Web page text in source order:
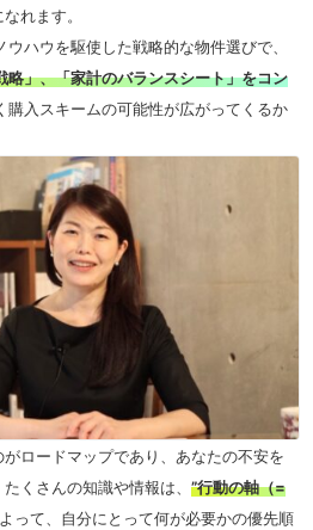
れます。
ハウを駆使した戦略的な物件選びで、
略」、「家計のバランスシート」をコン
購入スキームの可能性が広がってくるか
ロードマップであり、あなたの不安を
たくさんの知識や情報は、”行動の軸（=
って、自分にとって何が必要かの優先順